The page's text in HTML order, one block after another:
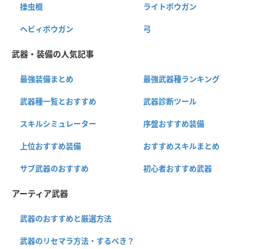
操虫棍 ライトボウガン
ヘビィボウガン 弓
武器・装備の人気記事
最強装備まとめ 最強武器種ランキング
武器種一覧とおすすめ 武器診断ツール
スキルシミュレーター 序盤おすすめ装備
上位おすすめ装備 おすすめスキルまとめ
サブ武器のおすすめ 初心者おすすめ武器
アーティア武器
武器のおすすめと厳選方法
武器のリセマラ方法・するべき？